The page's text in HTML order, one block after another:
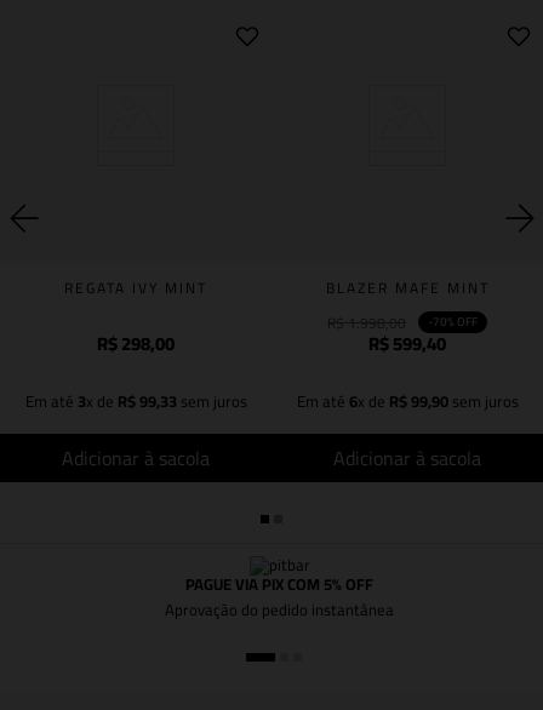
REGATA IVY MINT
R$298,00
Em até 3x de R$99,33 sem juros
Adicionar à sacola
BLAZER MAFE MINT
-70% OFF
R$599,40
Em até 6x de R$99,90sem juros
Adicionar à sacola
PAGUE VIA PIX COM 5% OFF
Aprovação do pedido instantânea